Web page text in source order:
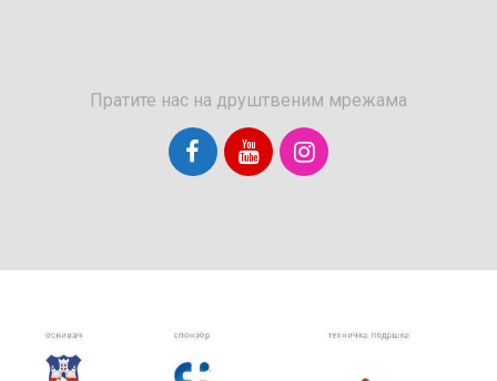
Пратите нас на друштвеним мрежама